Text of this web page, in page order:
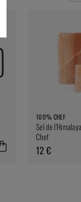
100% CHEF
Sel de
Chef
12 €